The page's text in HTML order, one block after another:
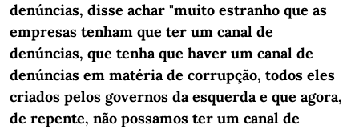
denúncias, disse achar "muito estranho que as
empresas tenham que ter um canal de
denúncias, que tenha que haver um canal de
denúncias em matéria de corrupção, todos eles
criados pelos governos da esquerda e que agora,
de repente, não possamos ter um canal de